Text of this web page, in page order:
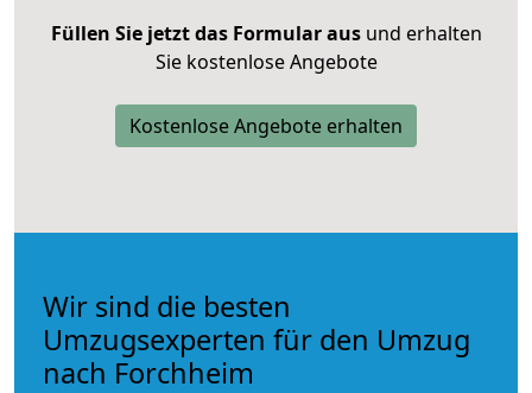
Füllen Sie jetzt das Formular ausund erhalten
Sie kostenlose Angebote
Kostenlose Angebote erhalten
Wir sind die besten
Umzugsexperten für den Umzug
nach Forchheim